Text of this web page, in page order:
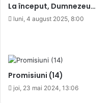
La început, Dumnezeu…
luni, 4 august 2025, 8:00
Promisiuni (14)
joi, 23 mai 2024, 13:06